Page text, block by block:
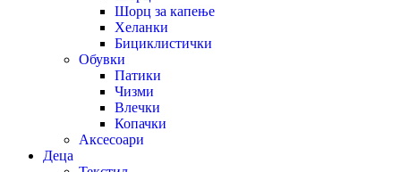
Шорц за капење
Хеланки
Бициклистички
Обувки
Патики
Чизми
Влечки
Копачки
Аксесоари
Деца